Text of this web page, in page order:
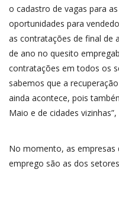
o cadastro de vagas para
oportunidades para
as contratações de final de
de ano no quesito
contratações em todos os
sabemos que a
ainda acontece, pois
Maio e de cidades
No momento, as empresas
emprego são as dos